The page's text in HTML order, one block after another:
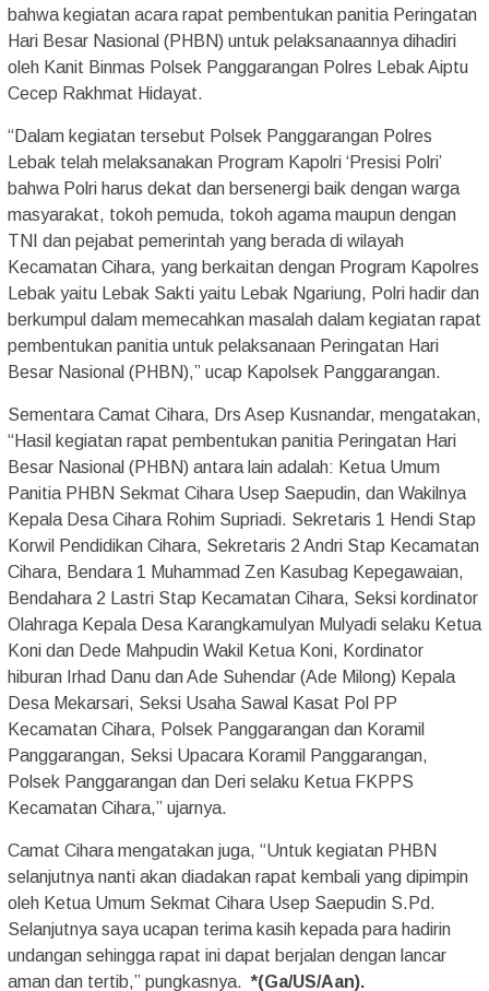
bahwa kegiatan acara rapat pembentukan panitia Peringatan
Hari Besar Nasional (PHBN) untuk pelaksanaannya dihadiri
oleh Kanit Binmas Polsek Panggarangan Polres Lebak Aiptu
Cecep Rakhmat Hidayat.
“Dalam kegiatan tersebut Polsek Panggarangan Polres
Lebak telah melaksanakan Program Kapolri ‘Presisi Polri’
bahwa Polri harus dekat dan bersenergi baik dengan warga
masyarakat, tokoh pemuda, tokoh agama maupun dengan
TNI dan pejabat pemerintah yang berada di wilayah
Kecamatan Cihara, yang berkaitan dengan Program Kapolres
Lebak yaitu Lebak Sakti yaitu Lebak Ngariung, Polri hadir dan
berkumpul dalam memecahkan masalah dalam kegiatan rapat
pembentukan panitia untuk pelaksanaan Peringatan Hari
Besar Nasional (PHBN),” ucap Kapolsek Panggarangan.
Sementara Camat Cihara, Drs Asep Kusnandar, mengatakan,
“Hasil kegiatan rapat pembentukan panitia Peringatan Hari
Besar Nasional (PHBN) antara lain adalah: Ketua Umum
Panitia PHBN Sekmat Cihara Usep Saepudin, dan Wakilnya
Kepala Desa Cihara Rohim Supriadi. Sekretaris 1 Hendi Stap
Korwil Pendidikan Cihara, Sekretaris 2 Andri Stap Kecamatan
Cihara, Bendara 1 Muhammad Zen Kasubag Kepegawaian,
Bendahara 2 Lastri Stap Kecamatan Cihara, Seksi kordinator
Olahraga Kepala Desa Karangkamulyan Mulyadi selaku Ketua
Koni dan Dede Mahpudin Wakil Ketua Koni, Kordinator
hiburan Irhad Danu dan Ade Suhendar (Ade Milong) Kepala
Desa Mekarsari, Seksi Usaha Sawal Kasat Pol PP
Kecamatan Cihara, Polsek Panggarangan dan Koramil
Panggarangan, Seksi Upacara Koramil Panggarangan,
Polsek Panggarangan dan Deri selaku Ketua FKPPS
Kecamatan Cihara,” ujarnya.
Camat Cihara mengatakan juga, “Untuk kegiatan PHBN
selanjutnya nanti akan diadakan rapat kembali yang dipimpin
oleh Ketua Umum Sekmat Cihara Usep Saepudin S.Pd.
Selanjutnya saya ucapan terima kasih kepada para hadirin
undangan sehingga rapat ini dapat berjalan dengan lancar
aman dan tertib,” pungkasnya.*(Ga/US/Aan).